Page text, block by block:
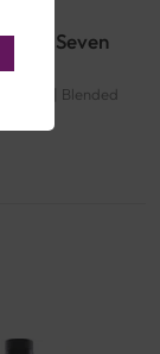
Fils Seven
| Blended